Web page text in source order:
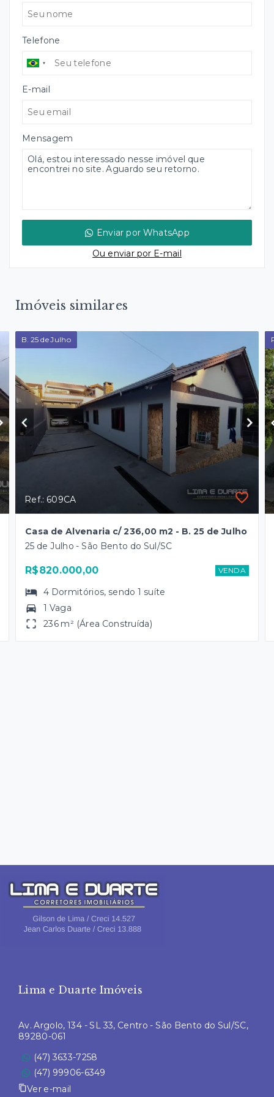
Telefone
E-mail
Mensagem
Enviar por WhatsApp
Ou enviar por E-mail
Imóveis similares
B. 25 de Julho
Ref.: 609CA
Casa de Alvenaria c/ 236,00 m2 - B. 25 de Julho
25 de Julho - São Bento do Sul/SC
R$820.000,00 VENDA
4 Dormitórios, sendo1 suíte
1 Vaga
236 m² (Área Construída)
Lima e Duarte Imóveis
Av. Argolo, 134 - SL 33, Centro - São Bento do Sul/SC,
89280-061
(47) 3633-7258
(47) 99906-6349
Ver e-mail